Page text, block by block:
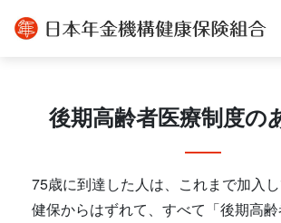
後期高齢者医療制度の
75歳に到達した人は、これまで加入
健保からはずれて、すべて「後期高齢